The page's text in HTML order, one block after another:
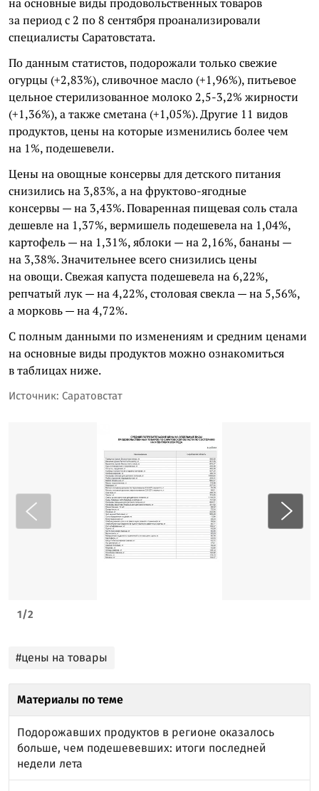
за период с 2 по 8 сентября проанализировали
специалисты Саратовстата.
По данным статистов, подорожали только свежие
огурцы (+2,83%), сливочное масло (+1,96%), питьевое
цельное стерилизованное молоко 2,5-3,2% жирности
(+1,36%), а также сметана (+1,05%). Другие 11 видов
продуктов, цены на которые изменились более чем
на 1%, подешевели.
Цены на овощные консервы для детского питания
снизились на 3,83%, а на фруктово-ягодные
консервы — на 3,43%. Поваренная пищевая соль стала
дешевле на 1,37%, вермишель подешевела на 1,04%,
картофель — на 1,31%, яблоки — на 2,16%, бананы —
на 3,38%. Значительнее всего снизились цены
на овощи. Свежая капуста подешевела на 6,22%,
репчатый лук — на 4,22%, столовая свекла — на 5,56%,
а морковь — на 4,72%.
С полным данными по изменениям и средним ценами
на основные виды продуктов можно ознакомиться
в таблицах ниже.
Источник: Саратовстат
1/2
#цены на товары
Материалы по теме
Подорожавших продуктов в регионе оказалось
больше, чем подешевевших: итоги последней
недели лета